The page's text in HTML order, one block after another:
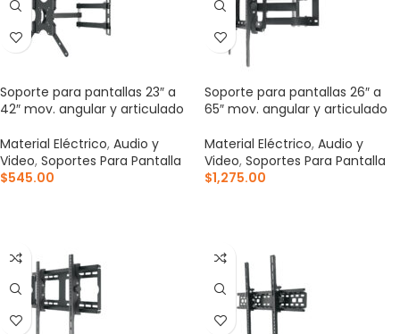
Soporte para pantallas 23″ a
42″ mov. angular y articulado
Material Eléctrico, Audio y
Video, Soportes Para Pantalla
$545.00
Soporte para pantallas 26″ a
65″ mov. angular y articulado
Material Eléctrico, Audio y
Video, Soportes Para Pantalla
$1,275.00